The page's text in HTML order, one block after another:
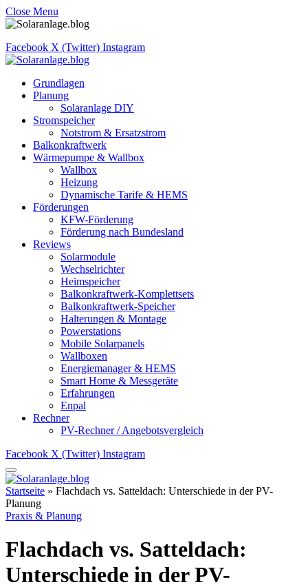
Close Menu
Facebook X (Twitter) Instagram
Grundlagen
Planung
Solaranlage DIY
Stromspeicher
Notstrom & Ersatzstrom
Balkonkraftwerk
Wärmepumpe & Wallbox
Wallbox
Heizung
Dynamische Tarife & HEMS
Förderungen
KFW-Förderung
Förderung nach Bundesland
Reviews
Solarmodule
Wechselrichter
Heimspeicher
Balkonkraftwerk-Komplettsets
Balkonkraftwerk-Speicher
Halterungen & Montage
Powerstations
Mobile Solarpanels
Wallboxen
Energiemanager & HEMS
Smart Home & Messgeräte
Erfahrungen
Enpal
Rechner
PV-Rechner / Angebotsvergleich
Facebook X (Twitter) Instagram
Startseite » Flachdach vs. Satteldach: Unterschiede in der PV-
Planung
Praxis & Planung
Flachdach vs. Satteldach:
Unterschiede in der PV-